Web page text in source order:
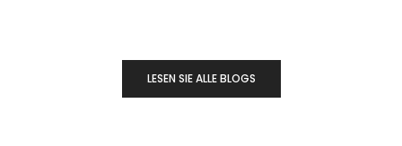
LESEN SIE ALLE BLOGS